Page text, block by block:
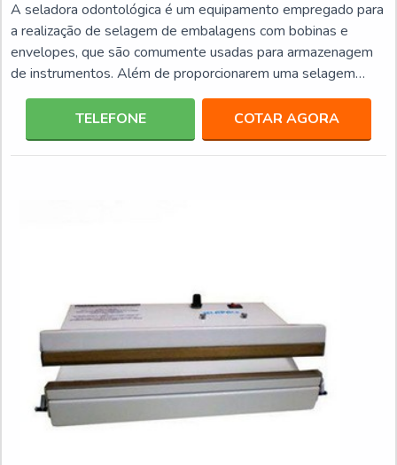
A seladora odontológica é um equipamento empregado para
a realização de selagem de embalagens com bobinas e
envelopes, que são comumente usadas para armazenagem
de instrumentos. Além de proporcionarem uma selagem
qualificada e segura, ter este tipo de equipamento confere
mais facilidade aos profissionais em diversos aspectos, entre
eles: Melhora a organização; Mais agilidade na selagem;
Simplifica o preparo de instrumentos e acessórios para
TELEFONE COTAR AGORA